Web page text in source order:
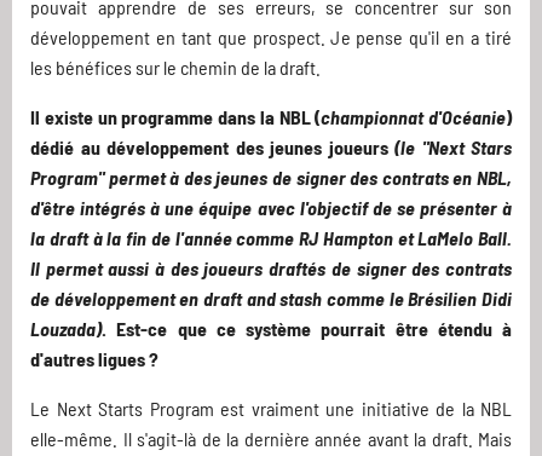
pouvait apprendre de ses erreurs, se concentrer sur son
développement en tant que prospect. Je pense qu'il en a tiré
les bénéfices sur le chemin de la draft.
Il existe un programme dans la NBL (championnat d'Océanie)
dédié au développement des jeunes joueurs (le "Next Stars
Program" permet à des jeunes de signer des contrats en NBL,
d'être intégrés à une équipe avec l'objectif de se présenter à
la draft à la fin de l'année comme RJ Hampton et LaMelo Ball.
Il permet aussi à des joueurs draftés de signer des contrats
de développement en draft and stash comme le Brésilien Didi
Louzada). Est-ce que ce système pourrait être étendu à
d'autres ligues ?
Le Next Starts Program est vraiment une initiative de la NBL
elle-même. Il s'agit-là de la dernière année avant la draft. Mais